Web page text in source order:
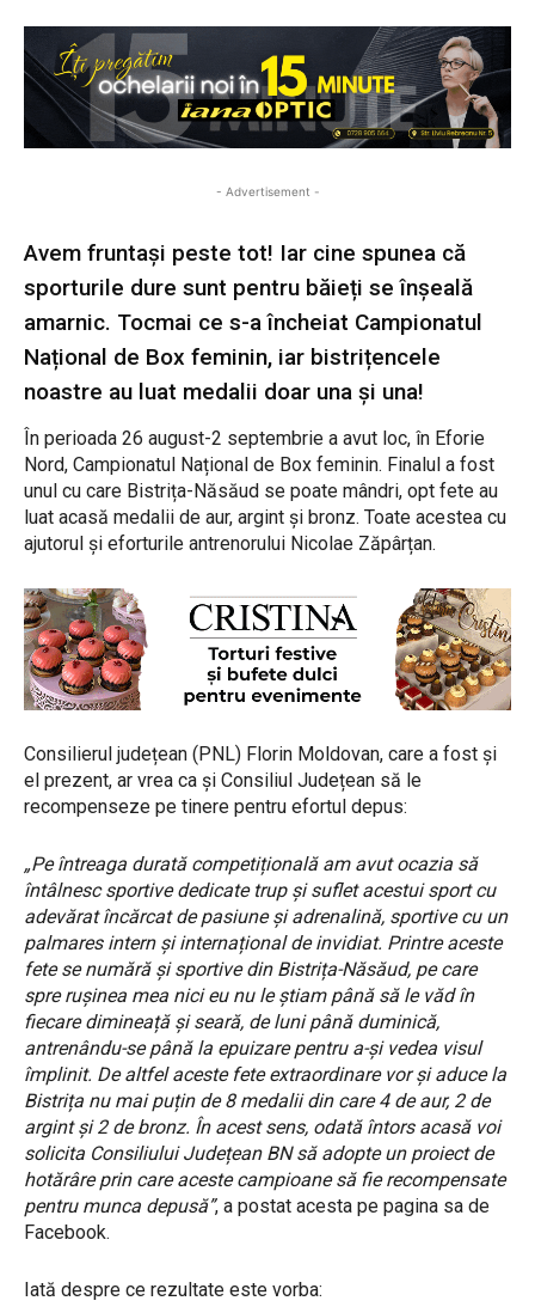
- Advertisement -
Avem fruntași peste tot! Iar cine spunea că
sporturile dure sunt pentru băieți se înșeală
amarnic. Tocmai ce s-a încheiat Campionatul
Național de Box feminin, iar bistrițencele
noastre au luat medalii doar una și una!
În perioada 26 august-2 septembrie a avut loc, în Eforie
Nord, Campionatul Național de Box feminin. Finalul a fost
unul cu care Bistrița-Năsăud se poate mândri, opt fete au
luat acasă medalii de aur, argint și bronz. Toate acestea cu
ajutorul și eforturile antrenorului Nicolae Zăpârțan.
Consilierul județean (PNL) Florin Moldovan, care a fost și
el prezent, ar vrea ca și Consiliul Județean să le
recompenseze pe tinere pentru efortul depus:
„Pe întreaga durată competițională am avut ocazia să
întâlnesc sportive dedicate trup și suflet acestui sport cu
adevărat încărcat de pasiune și adrenalină, sportive cu un
palmares intern și internațional de invidiat. Printre aceste
fete se numără și sportive din Bistrița-Năsăud, pe care
spre rușinea mea nici eu nu le știam până să le văd în
fiecare dimineață și seară, de luni până duminică,
antrenându-se până la epuizare pentru a-și vedea visul
împlinit. De altfel aceste fete extraordinare vor și aduce la
Bistrița nu mai puțin de 8 medalii din care 4 de aur, 2 de
argint și 2 de bronz. În acest sens, odată întors acasă voi
solicita Consiliului Județean BN să adopte un proiect de
hotărâre prin care aceste campioane să fie recompensate
pentru munca depusă”, a postat acesta pe pagina sa de
Facebook.
Iată despre ce rezultate este vorba: